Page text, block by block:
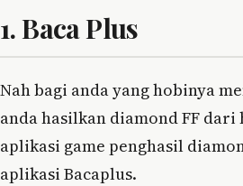
1. Baca Plus
Nah bagi anda yang hobinya
anda hasilkan diamond FF
aplikasi game penghasil
aplikasi Bacaplus.